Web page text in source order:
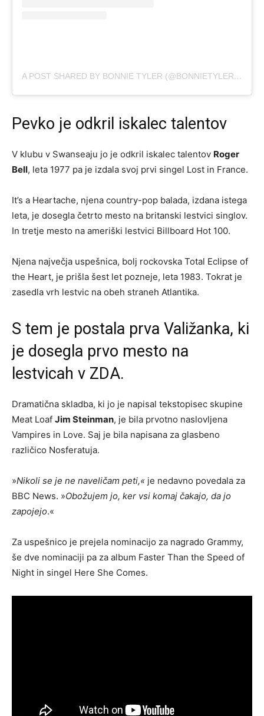
A POST SHARED BY BONNIE TYLER (@BONNIETYLEROFFICIAL)
Pevko je odkril iskalec talentov
V klubu v Swanseaju jo je odkril iskalec talentov Roger
Bell, leta 1977 pa je izdala svoj prvi singel Lost in France.
It’s a Heartache, njena country-pop balada, izdana istega
leta, je dosegla četrto mesto na britanski lestvici singlov.
In tretje mesto na ameriški lestvici Billboard Hot 100.
Njena največja uspešnica, bolj rockovska Total Eclipse of
the Heart, je prišla šest let pozneje, leta 1983. Tokrat je
zasedla vrh lestvic na obeh straneh Atlantika.
S tem je postala prva Valižanka, ki
je dosegla prvo mesto na
lestvicah v ZDA.
Dramatična skladba, ki jo je napisal tekstopisec skupine
Meat Loaf Jim Steinman, je bila prvotno naslovljena
Vampires in Love. Saj je bila napisana za glasbeno
različico Nosferatuja.
»Nikoli se je ne naveličam peti,« je nedavno povedala za
BBC News. »Obožujem jo, ker vsi komaj čakajo, da jo
zapojejo.«
Za uspešnico je prejela nominacijo za nagrado Grammy,
še dve nominaciji pa za album Faster Than the Speed ​​of
Night in singel Here She Comes.